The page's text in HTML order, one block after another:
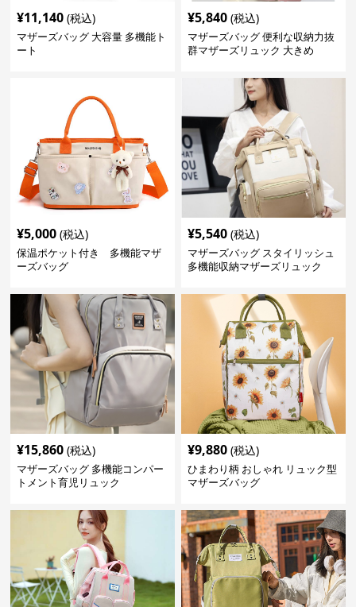
¥11,140 (税込)
マザーズバッグ 大容量 多機能ト
ート
¥5,840 (税込)
マザーズバッグ 便利な収納力抜
群マザーズリュック 大きめ
¥5,000 (税込)
保温ポケット付き 多機能マザ
ーズバッグ
¥5,540 (税込)
マザーズバッグ スタイリッシュ
多機能収納マザーズリュック
¥15,860 (税込)
マザーズバッグ 多機能コンパー
トメント育児リュック
¥9,880 (税込)
ひまわり柄 おしゃれ リュック型
マザーズバッグ